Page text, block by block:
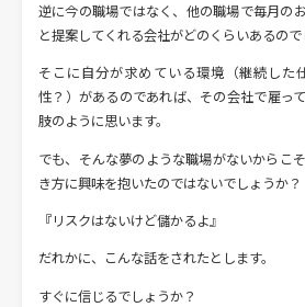
逆に今の職場ではなく、他の職場で毎月の
と提案してくれる会社がどのくらいあるので
そこに自分が求めている環境（継続した
性？）があるのであれば、その会社で雇っ
肢のように思います。
でも、そんな夢のような職場がないからこ
き方に興味を抱いたのではないでしょうか？
『リスクはないけど儲かるよ』
だれかに、こんな話をされたとします。
すぐに信じるでしょうか？